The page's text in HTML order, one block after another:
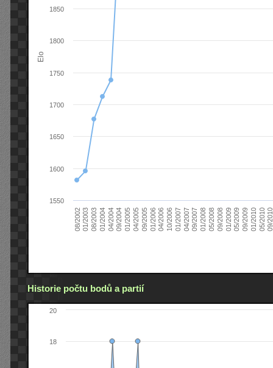
Elo
08/200201/200308/200301/200404/200409/200401/200504/200509/200501/200604/200610/200601/200704/200709/200701/200805/200809/200801/200905/200909/200901/201005/201009/
1550
1600
1650
1700
1750
1800
1850
Historie počtu bodů a partií
18
20